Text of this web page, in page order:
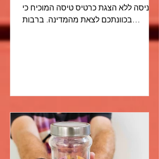
כניסה ללא הצגת כרטיס טיסה המוכיח כי
בכוונתכם לצאת מהמדינה. ברבות
מחברות התעופה בעולם כבר בעת הצ'יק